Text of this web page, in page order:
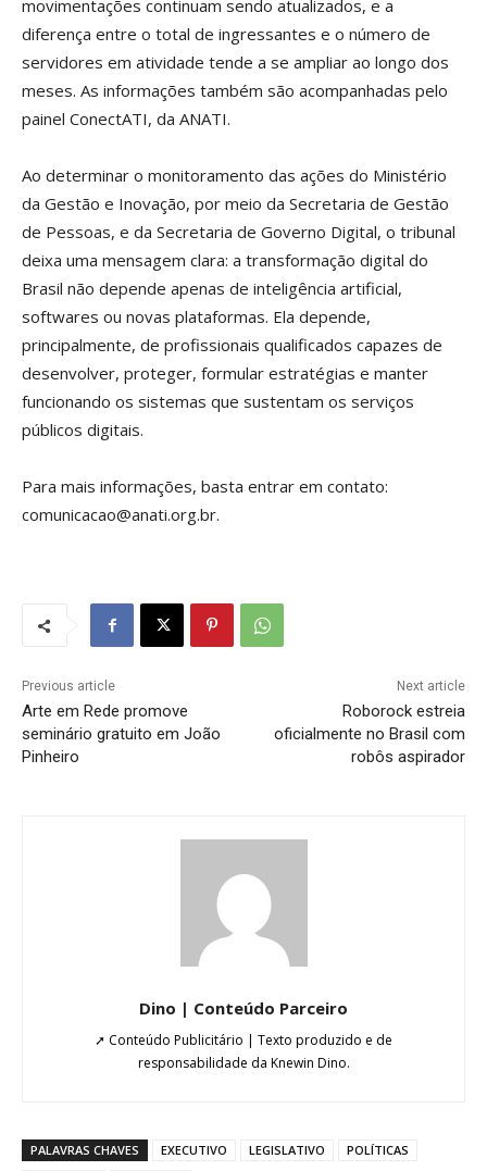
movimentações continuam sendo atualizados, e a
diferença entre o total de ingressantes e o número de
servidores em atividade tende a se ampliar ao longo dos
meses. As informações também são acompanhadas pelo
painel ConectATI, da ANATI.
Ao determinar o monitoramento das ações do Ministério
da Gestão e Inovação, por meio da Secretaria de Gestão
de Pessoas, e da Secretaria de Governo Digital, o tribunal
deixa uma mensagem clara: a transformação digital do
Brasil não depende apenas de inteligência artificial,
softwares ou novas plataformas. Ela depende,
principalmente, de profissionais qualificados capazes de
desenvolver, proteger, formular estratégias e manter
funcionando os sistemas que sustentam os serviços
públicos digitais.
Para mais informações, basta entrar em contato:
comunicacao@anati.org.br.
Previous article
Arte em Rede promove
seminário gratuito em João
Pinheiro
Next article
Roborock estreia
oficialmente no Brasil com
robôs aspirador
Dino | Conteúdo Parceiro
➚ Conteúdo Publicitário | Texto produzido e de
responsabilidade da Knewin Dino.
PALAVRAS CHAVES EXECUTIVO LEGISLATIVO
POLÍTICAS